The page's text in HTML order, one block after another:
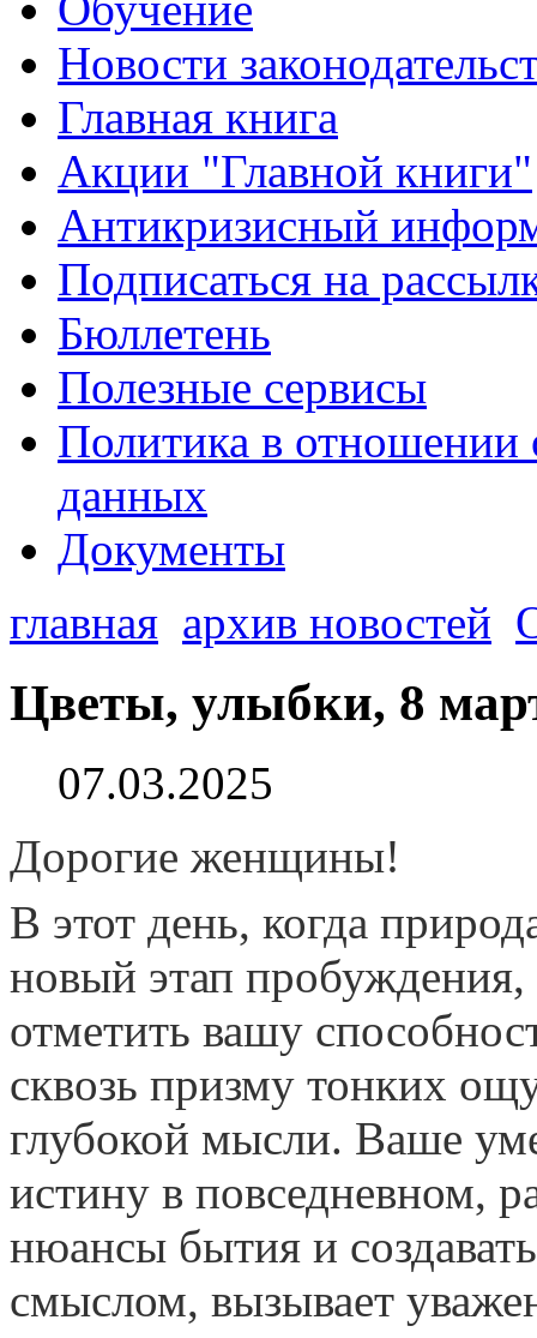
Новости
Главная книга
Акции "Главной книги"
Антикризисный
Подписаться на
Бюллетень
Полезные сервисы
Политика в отношении
данных
Документы
главная архив новостей
Цветы, улыбки, 8
07.03.2025
Дорогие женщины!
В этот день, когда
новый этап пробуждения,
отметить вашу
сквозь призму тонких
глубокой мысли. Ваше
истину в повседневном,
нюансы бытия и
смыслом, вызывает